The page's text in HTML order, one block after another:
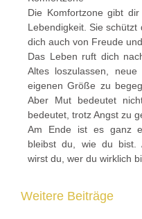
Die Komfortzone gibt
Lebendigkeit. Sie
dich auch von Freude
Das Leben ruft dich
Altes loszulassen,
eigenen Größe zu
Aber Mut bedeutet
bedeutet, trotz Angst zu
Am Ende ist es ganz
bleibst du, wie du bist.
wirst du, wer du wirklich
Weitere Beiträge